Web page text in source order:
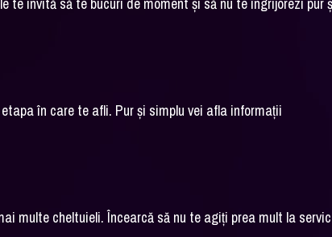
în care te afli. Pur și simplu vei afla informații
multe cheltuieli. Încearcă să nu te agiți prea mult la